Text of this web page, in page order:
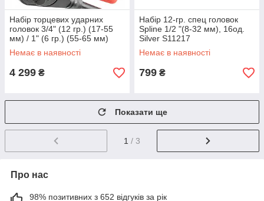
Набір торцевих ударних
головок 3/4" (12 гр.) (17-55
мм) / 1" (6 гр.) (55-65 мм)
Mar-pol M58249
Немає в наявності
4 299 ₴
Набір 12-гр. спец головок
Spline 1/2 "(8-32 мм), 16од.
Silver S11217
Немає в наявності
799 ₴
Показати ще
1 / 3
Про нас
98% позитивних з 652 відгуків за рік